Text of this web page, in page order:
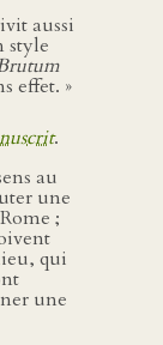
aussi
style
effet. »
.
au
une
;
qui
une